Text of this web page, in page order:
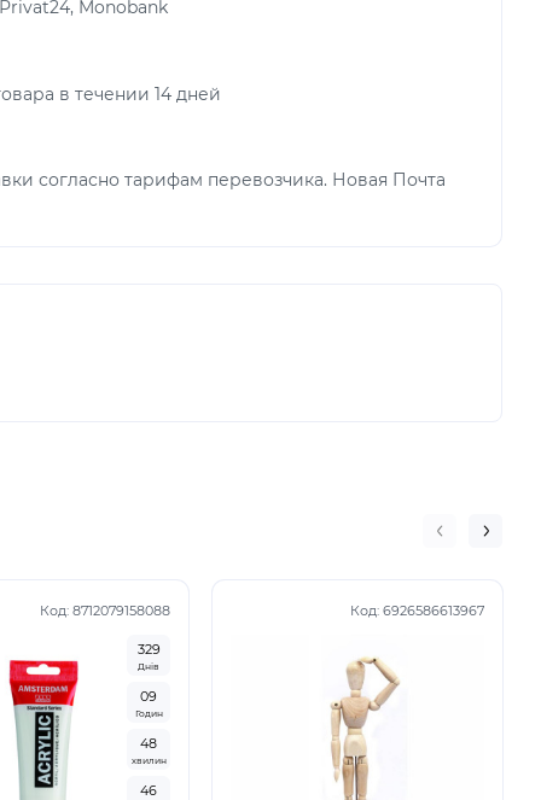
Monobank
в течении 14 дней
согласно тарифам перевозчика. Новая Почта
Код: 8712079158088
329
Днів
09
Годин
48
хвилин
45
Код: 6926586613967